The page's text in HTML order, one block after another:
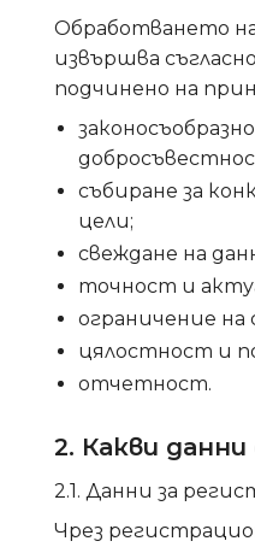
Обработването
извършва
подчинено на
събиране за
цели;
свеждане на
точност и
ограничение на
цялостност и
отчетност.
2. Какви
2.1. Данни за
Чрез